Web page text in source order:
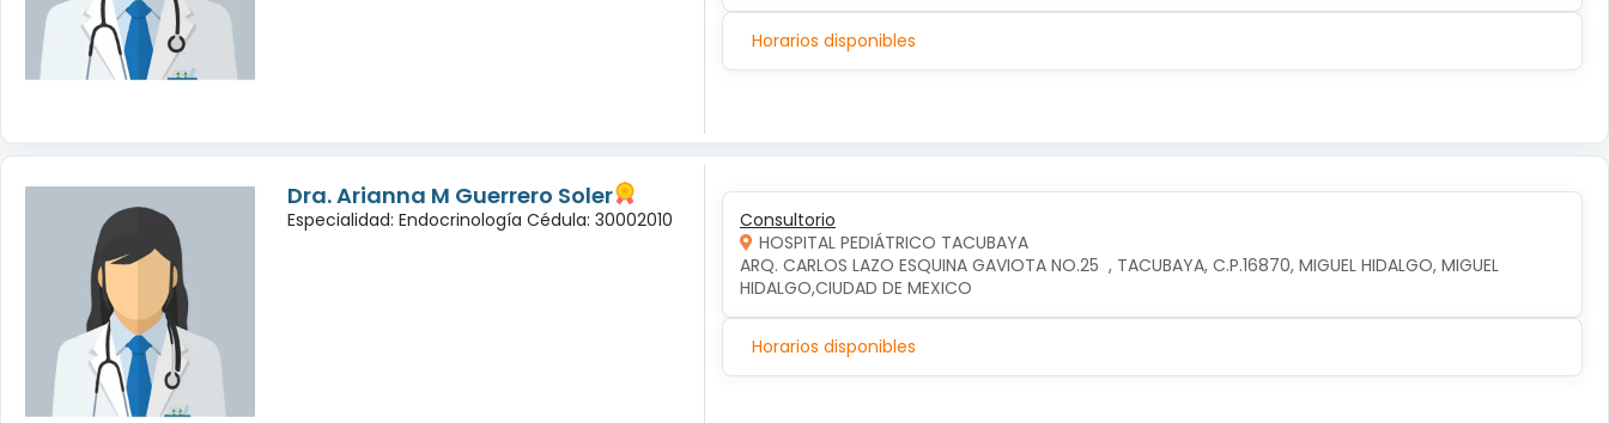
Horarios disponibles
Dra. Arianna M Guerrero Soler
Especialidad: Endocrinología Cédula: 30002010
Consultorio
HOSPITAL PEDIÁTRICO TACUBAYA
ARQ. CARLOS LAZO ESQUINA GAVIOTA NO.25  , TACUBAYA, C.P.16870, MIGUEL HIDALGO, MIGUEL
HIDALGO,CIUDAD DE MEXICO
Horarios disponibles